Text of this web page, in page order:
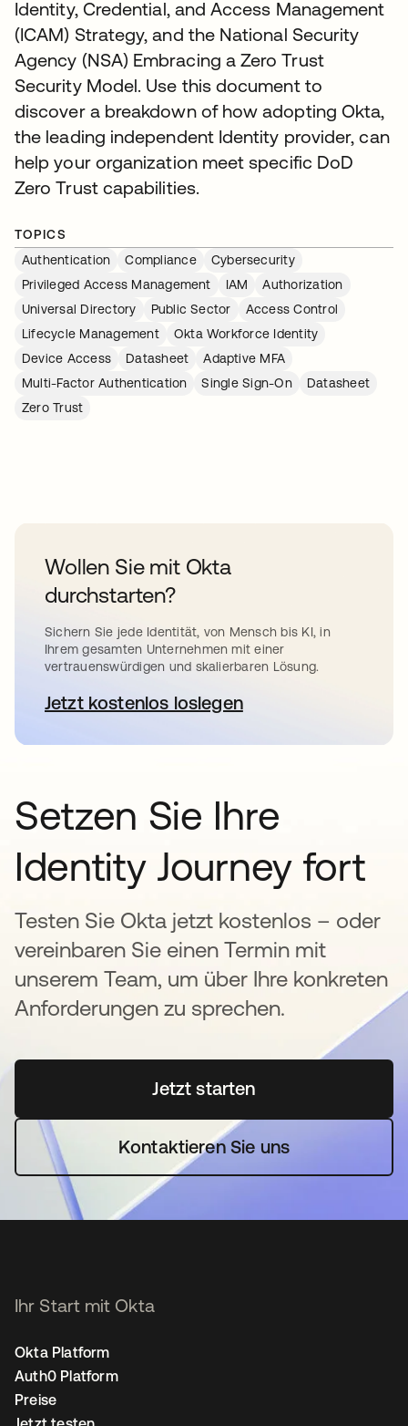
Identity, Credential, and Access Management
(ICAM) Strategy, and the National Security
Agency (NSA) Embracing a Zero Trust
Security Model. Use this document to
discover a breakdown of how adopting Okta,
the leading independent Identity provider, can
help your organization meet specific DoD
Zero Trust capabilities.
TOPICS
Authentication
Compliance
Cybersecurity
Privileged Access Management
IAM
Authorization
Universal Directory
Public Sector
Access Control
Lifecycle Management
Okta Workforce Identity
Device Access
Datasheet
Adaptive MFA
Multi-Factor Authentication
Single Sign-On
Datasheet
Zero Trust
Wollen Sie mit Okta
durchstarten?
Sichern Sie jede Identität, von Mensch bis KI, in
Ihrem gesamten Unternehmen mit einer
vertrauenswürdigen und skalierbaren Lösung.
Jetzt kostenlos loslegen
wird in einer neuen
Setzen Sie Ihre
Identity Journey fort
Testen Sie Okta jetzt kostenlos – oder
vereinbaren Sie einen Termin mit
unserem Team, um über Ihre konkreten
Anforderungen zu sprechen.
Jetzt startenwird in einer neuen
Kontaktieren Sie uns
Ihr Start mit Okta
Okta Platform
Auth0 Platform
Preise